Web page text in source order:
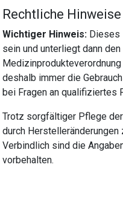
Rechtliche
Wichtiger Hinweis: Dieses
sein und unterliegt dann
deshalb immer die
bei Fragen an qualifiziertes
Trotz sorgfältiger Pflege
durch Herstelleränderungen
Verbindlich sind die
vorbehalten.